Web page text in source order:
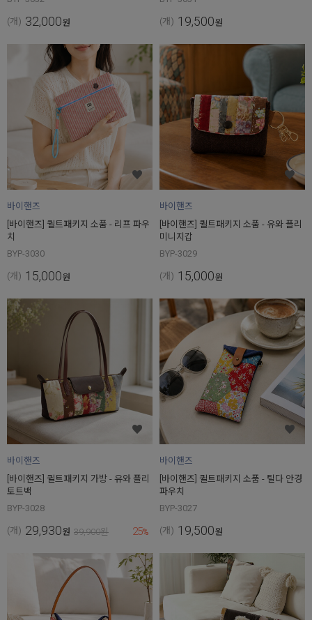
(개) 32,000원 (개) 19,500원
바이핸즈
[바이핸즈] 퀼트패키지 소품 - 리프 파우
치
BYP-3030
(개) 15,000원
바이핸즈
[바이핸즈] 퀼트패키지 소품 - 유와 플리
미니지갑
BYP-3029
(개) 15,000원
바이핸즈
[바이핸즈] 퀼트패키지 가방 - 유와 플리
토트백
BYP-3028
(개) 29,930원 39,900원 25%
바이핸즈
[바이핸즈] 퀼트패키지 소품 - 틸다 안경
파우치
BYP-3027
(개) 19,500원